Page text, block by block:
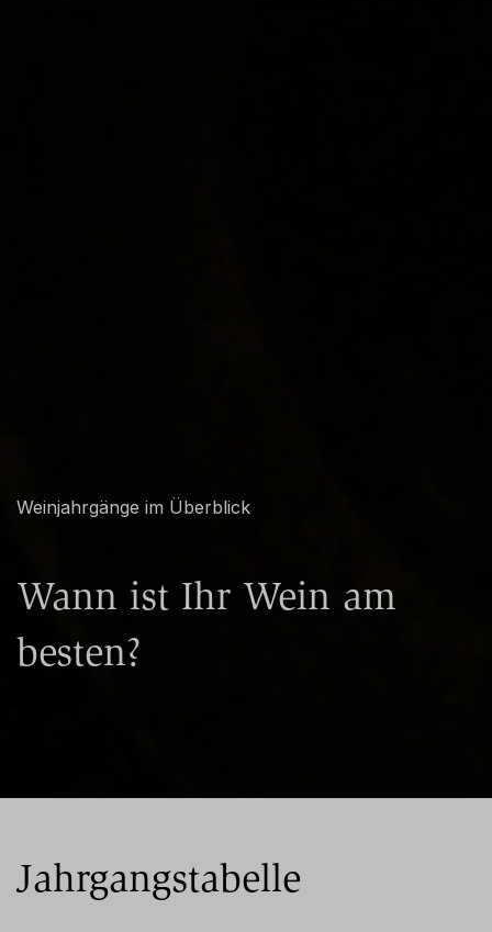
Weinjahrgänge im Überblick
Wann ist Ihr Wein am
besten?
Jahrgangstabelle